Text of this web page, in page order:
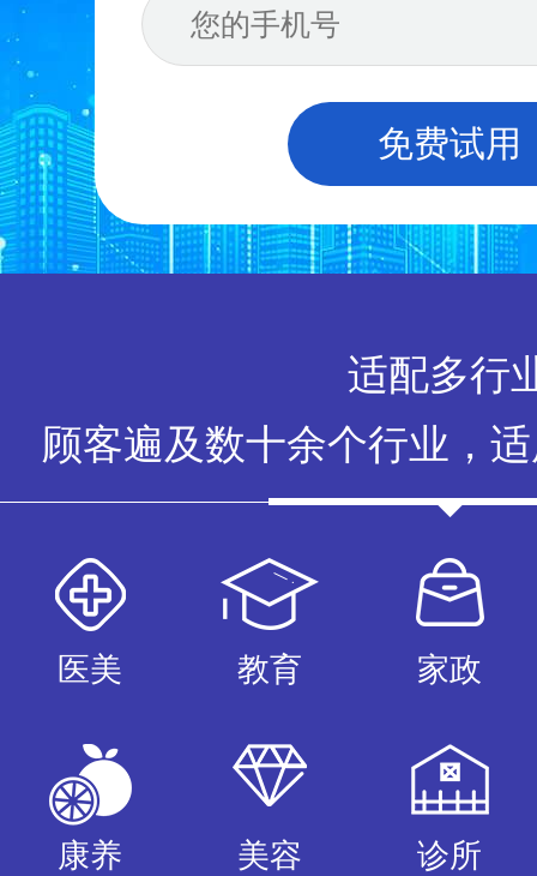
免费试用
适配多行
顾客遍及数十余个行业，
医美 教育 家政
康养 美容 诊所